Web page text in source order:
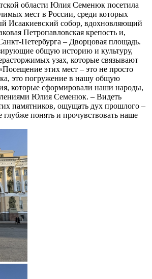
области Юлия Семенюк посетила
мест в России, среди которых
Исаакиевский собор, вдохновляющий
Петропавловская крепость и,
Петербурга – Дворцовая площадь.
общую историю и культуру,
узах, которые связывают
этих мест – это не просто
это погружение в нашу общую
которые сформировали наши народы,
Юлия Семенюк. – Видеть
памятников, ощущать дух прошлого –
глубже понять и прочувствовать наше